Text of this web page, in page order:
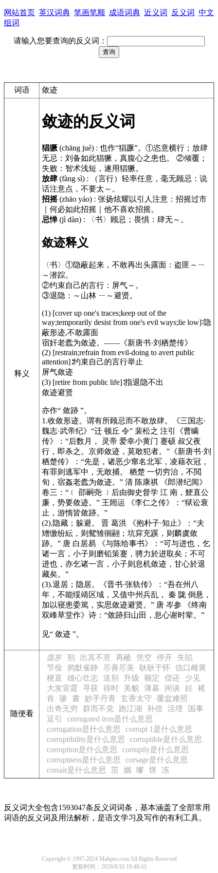
网站首页 英汉词典 笔画笔顺 成语词典 近义词 反义词 中文
组词
请输入您要查询的反义词：
词语 敛迹
释义
敛迹的反义词
猖獗 (chāng jué) : 也作“猖蹶”。①恣意横行；放肆
无忌：刘备如此猖獗，真腹心之患也。 ②倾覆；
失败：智术浅短，遂用猖獗。
放肆 (fàng sì) :
（言行）轻率任意，毫无顾忌：说
话注意点，不要太～。
招摇 (zhāo yáo) : 张扬炫耀以引人注意：招摇过市
｜何必如此招摇｜他不喜欢招摇。
忌惮 (jì dàn) : 〈书〉顾忌；畏惧：肆无～。
敛迹释义
〈书〉①隐蔽起来，不敢再出头露面：盗匪～ㄧ
～潜踪。
②约束自己的言行：屏气～。
③退隐：～山林 ㄧ～避贤。
(1) [cover up one's traces;keep out of the
way;temporarily desist from one's evil ways;lie low]∶隐
蔽形迹,不敢露面
宿奸老蠹为敛迹。—— 《新唐书·刘栖楚传》
(2) [restrain;refrain from evil-doing to avert public
attention]∶约束自己的言行举止
屏气敛迹
(3) [retire from public life]∶指退隐不出
敛迹避贤
亦作“ 敛跡 ”。
1.收敛形迹。谓有所顾忌而不敢放肆。
《三国志·
魏志·武帝纪》 “迁 顿丘 令” 裴松之 注引
《曹瞒
传》
：“后数月， 灵帝 爱幸小黄门 蹇硕 叔父夜
行，即杀之。京师敛迹，莫敢犯者。” 《新唐书·刘
栖楚传》
：“先是，诸恶少窜名北军，凌藉衣冠，
有罪则逃军中，无敢捕。 栖楚 一切穷治，不閲
旬，宿姦老蠹为敛迹。” 清 陈康祺
《郎潜纪闻》
卷三：“﹝ 邵嗣尧 ﹞后由御史督学 江 南，鯁直公
廉，势要敛迹。” 王闿运
《李仁之传》
：“狱讼衰
止，游惰皆敛跡。”
(2).隐藏；躲避。 晋 葛洪
《抱朴子·知止》
：“夫
矰缴纷紜，则鸳雏徊翮；坑穽充蹊，则麟虞敛
跡。” 唐 白居易
《与陈给事书》
：“可与进也，乞
诸一言，小子则磨铅策蹇，骋力於进取矣；不可
进也，亦乞诸一言，小子则息机敛迹，甘心於退
藏矣。”
(3).退居；隐居。
《晋书·张轨传》
：“吾在州八
年，不能绥靖区域，又值中州兵乱， 秦 陇 倒悬，
加以寝患委篤，实思敛迹避贤。” 唐 岑参
《终南
双峰草堂作》 诗：“敛跡归山田，息心谢时辈。”
见“ 敛迹 ”。
随便看
虚岁 别 出其不意 再蘸 凭空 停开
失陷
节俭
鸦默雀静 尽善尽美 耿耿于怀 信口雌黄
梗直
雄心壮志 送别 升级 额定 偿还
少见
大发雷霆
寻获 得时 美貌 薄暮 闲谈 妊 褚
肯
骖 書 妙手丹青 玄香太守
覆盆难照
出奇无穷
群而不党 跑江湖 补偿 活埋
国事
逗引
corrugated iron是什么意思
corrugation是什么意思
corrupt 1是什么意思
corruptibility是什么意思
corruptible是什么意思
corruption是什么意思
corruptly是什么意思
corruptness是什么意思
corsage是什么意思
corsair是什么意思
茁 姻 嗲 饼 冻
反义词大全包含1593047条反义词词条，基本涵盖了全部常用
词语的反义词及用法解析，是语文学习及写作的有利工具。
Copyright © 1997-2024 Mahpro.com All Rights Reserved
更新时间：2026/8/10 19:48:43